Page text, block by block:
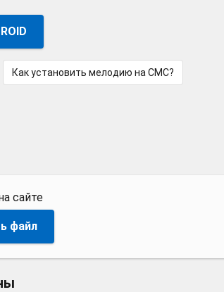
Как установить мелодию на СМС?
сайте
файл